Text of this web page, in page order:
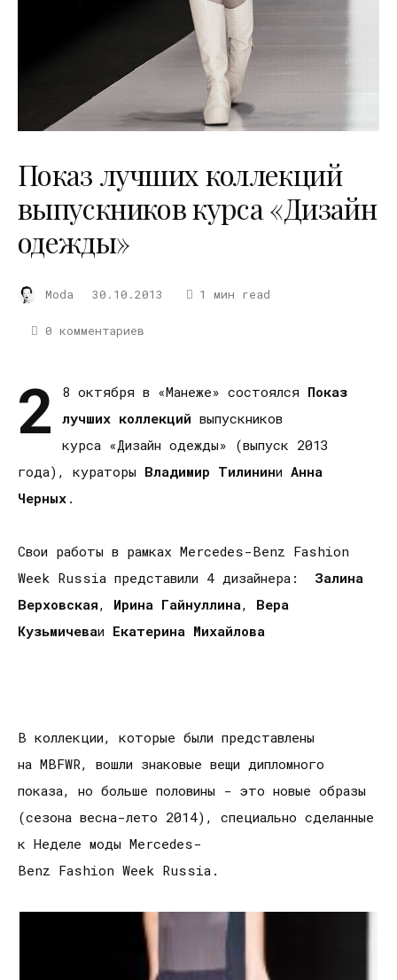
Показ лучших коллекций
выпускников курса «Дизайн
одежды»
Moda 30.10.2013 1 мин read
0 комментариев
2 8 октября в «Манеже» состоялся Показ
лучших коллекций выпускников
курса «Дизайн одежды» (выпуск 2013
года), кураторы Владимир Тилинини Анна
Черных .
Свои работы в рамках Mercedes-Benz Fashion
Week Russia представили 4 дизайнера: Залина
Верховская, Ирина Гайнуллина, Вера
Кузьмичеваи Екатерина Михайлова
В коллекции, которые были представлены
на MBFWR, вошли знаковые вещи дипломного
показа, но больше половины - это новые образы
(сезона весна-лето 2014), специально сделанные
к Неделе моды Mercedes-
Benz Fashion Week Russia.